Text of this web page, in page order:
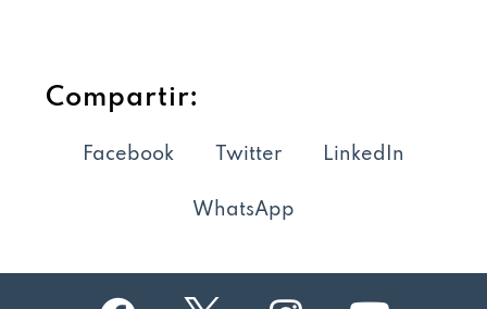
Compartir:
Facebook Twitter LinkedIn
WhatsApp